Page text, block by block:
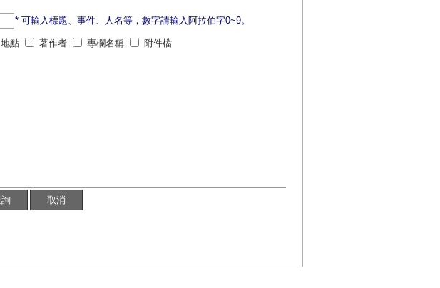
* 可輸入標題、事件、人名等，數字請輸入阿拉伯字0~9。
地點 著作者 專欄名稱 附件檔